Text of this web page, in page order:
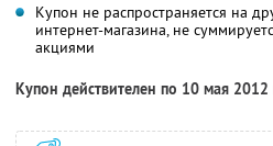
Купон не распространяется на
интернет-магазина, не
акциями
Купон действителен по 10 мая 2012